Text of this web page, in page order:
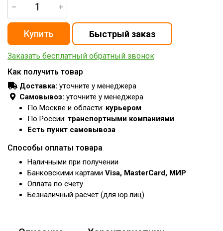
Заказать бесплатный обратный звонок
Как получить товар
Доставка: уточните у менеджера
Самовывоз: уточните у менеджера
По Москве и области: курьером
По России: транспортными компаниями
Есть пункт самовывоза
Способы оплаты товара
Наличными при получении
Банковскими картами Visa, MasterCard, МИР
Оплата по счету
Безналичный расчет (для юр.лиц)